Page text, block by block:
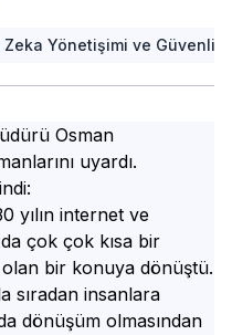
Yönetişimi ve Güvenliği
Osman
uyardı.
yılın internet ve
çok çok kısa bir
bir konuya dönüştü.
sıradan insanlara
dönüşüm olmasından